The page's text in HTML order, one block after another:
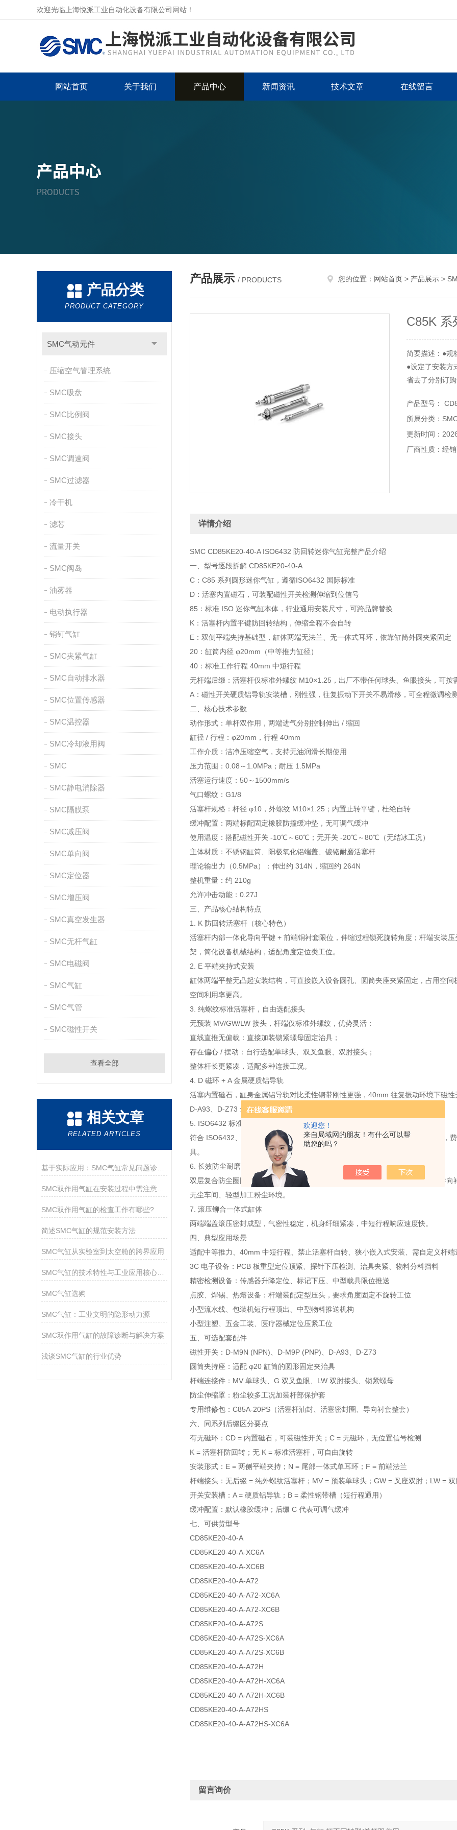
欢迎您！
来自局域网的朋友！有什么可以帮
助您的吗？
欢迎光临上海悦派工业自动化设备有限公司网站！
网站首页 关于我们 产品中心 新闻资讯 技术文章 在线留言
产品分类
PRODUCT CATEGORY
SMC气动元件
压缩空气管理系统
SMC吸盘
SMC比例阀
SMC接头
SMC调速阀
SMC过滤器
冷干机
滤芯
流量开关
SMC阀岛
油雾器
电动执行器
销钉气缸
SMC夹紧气缸
SMC自动排水器
SMC位置传感器
SMC温控器
SMC冷却液用阀
SMC
SMC静电消除器
SMC隔膜泵
SMC减压阀
SMC单向阀
SMC定位器
SMC增压阀
SMC真空发生器
SMC无杆气缸
SMC电磁阀
SMC气缸
SMC气管
SMC磁性开关
查看全部
相关文章
RELATED ARTICLES
SMC双作用气缸在安装过程中需注意以下关键事项
SMC双作用气缸的检查工作有哪些?
简述SMC气缸的规范安装方法
SMC气缸从实验室到太空舱的跨界应用
SMC气缸的技术特性与工业应用核心解析
SMC气缸选购
SMC气缸：工业文明的隐形动力源
SMC双作用气缸的故障诊断与解决方案
浅谈SMC气缸的行业优势
产品展示 / PRODUCTS 您的位置： 网站首页 > 产品展示 >
C85K 系
简要描述：●规
●设定了安装方
省去了分别订
●由于磁性开关
●带磁性开关
C85系列：
C75系列：
产品型号：
所属分类：
更新时间：
厂商性质：经
详情介绍
SMC CD85KE20-40-A ISO6432 防回转迷你气缸完整产品介绍
一、型号逐段拆解 CD85KE20-40-A
C：C85 系列圆形迷你气缸，遵循ISO6432 国际标准
D：活塞内置磁石，可装配磁性开关检测伸缩到位信号
85：标准 ISO 迷你气缸本体，行业通用安装尺寸，可跨品牌替换
K：活塞杆内置平键防回转结构，伸缩全程不会自转
E：双侧平端夹持基础型，缸体两端无法兰、无一体式耳环，依靠缸筒外圆夹紧固定
20：缸筒内径 φ20mm（中等推力缸径）
40：标准工作行程 40mm 中短行程
无杆端后缀：活塞杆仅标准外螺纹 M10×1.25，出厂不带任何球头、鱼眼接头，可按
A：磁性开关硬质铝导轨安装槽，刚性强，往复振动下开关不易滑移，可全程微调检
二、核心技术参数
动作形式：单杆双作用，两端进气分别控制伸出 / 缩回
缸径 / 行程：φ20mm，行程 40mm
工作介质：洁净压缩空气，支持无油润滑长期使用
压力范围：0.08～1.0MPa；耐压 1.5MPa
活塞运行速度：50～1500mm/s
气口螺纹：G1/8
活塞杆规格：杆径 φ10，外螺纹 M10×1.25；内置止转平键，杜绝自转
缓冲配置：两端标配固定橡胶防撞缓冲垫，无可调气缓冲
使用温度：搭配磁性开关 -10℃～60℃；无开关 -20℃～80℃（无结冰工况）
主体材质：不锈钢缸筒、阳极氧化铝端盖、镀铬耐磨活塞杆
理论输出力（0.5MPa）：伸出约 314N，缩回约 264N
整机重量：约 210g
允许冲击动能：0.27J
三、产品核心结构特点
1. K 防回转活塞杆（核心特色）
活塞杆内部一体化导向平键 + 前端铜衬套限位，伸缩过程锁死旋转角度；杆端安装
架，简化设备机械结构，适配角度定位类工位。
2. E 平端夹持式安装
缸体两端平整无凸起安装结构，可直接嵌入设备圆孔、圆筒夹座夹紧固定，占用空
空间利用率更高。
3. 纯螺纹标准活塞杆，自由选配接头
无预装 MV/GW/LW 接头，杆端仅标准外螺纹，优势灵活：
直线直推无偏载：直接加装锁紧螺母固定治具；
存在偏心 / 摆动：自行选配单球头、双叉鱼眼、双肘接头；
整体杆长更紧凑，适配多种连接工况。
4. D 磁环 + A 金属硬质铝导轨
活塞内置磁石，缸身金属铝导轨对比柔性钢带刚性更强，40mm 往复振动环境下磁
D-A93、D-Z73 全系磁性开关，给 PLC 提供伸出、缩回双点位信号反馈。
5. ISO6432 标准化通用尺寸
符合 ISO6432、CETOP RP52P 规范，缸体外径、总长、安装基准尺寸行业统一，
具。
6. 长效防尘耐磨密封系统
双层复合防尘圈阻挡电子粉尘、切削碎屑侵入缸体；耐磨 PU 活塞杆油封，前端导
无尘车间、轻型加工粉尘环境。
7. 滚压铆合一体式缸体
两端端盖滚压密封成型，气密性稳定，机身纤细紧凑，中短行程响应速度快。
四、典型应用场景
适配中等推力、40mm 中短行程、禁止活塞杆自转、狭小嵌入式安装、需自定义杆
3C 电子设备：PCB 板重型定位顶紧、探针下压检测、治具夹紧、物料分料挡料
精密检测设备：传感器升降定位、标记下压、中型载具限位推送
点胶、焊锡、热熔设备：杆端装配定型压头，要求角度固定不旋转工位
小型流水线、包装机短行程顶出、中型物料推送机构
小型注塑、五金工装、医疗器械定位压紧工位
五、可选配套配件
磁性开关：D-M9N (NPN)、D-M9P (PNP)、D-A93、D-Z73
圆筒夹持座：适配 φ20 缸筒的圆形固定夹治具
杆端连接件：MV 单球头、G 双叉鱼眼、LW 双肘接头、锁紧螺母
防尘伸缩罩：粉尘较多工况加装杆部保护套
专用维修包：C85A-20PS（活塞杆油封、活塞密封圈、导向衬套整套）
六、同系列后缀区分要点
有无磁环：CD = 内置磁石，可装磁性开关；C = 无磁环，无位置信号检测
K = 活塞杆防回转；无 K = 标准活塞杆，可自由旋转
安装形式：E = 两侧平端夹持；N = 尾部一体式单耳环；F = 前端法兰
杆端接头：无后缀 = 纯外螺纹活塞杆；MV = 预装单球头；GW = 叉座双肘；LW =
开关安装槽：A = 硬质铝导轨；B = 柔性钢带槽（短行程通用）
缓冲配置：默认橡胶缓冲；后缀 C 代表可调气缓冲
七、可供货型号
CD85KE20-40-A
CD85KE20-40-A-XC6A
CD85KE20-40-A-XC6B
CD85KE20-40-A-A72
CD85KE20-40-A-A72-XC6A
CD85KE20-40-A-A72-XC6B
CD85KE20-40-A-A72S
CD85KE20-40-A-A72S-XC6A
CD85KE20-40-A-A72S-XC6B
CD85KE20-40-A-A72H
CD85KE20-40-A-A72H-XC6A
CD85KE20-40-A-A72H-XC6B
CD85KE20-40-A-A72HS
CD85KE20-40-A-A72HS-XC6A
留言询价